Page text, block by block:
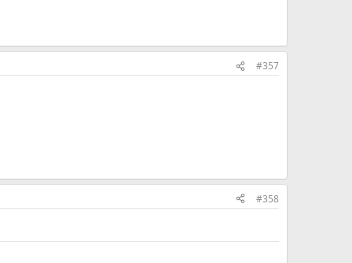
#357
#358